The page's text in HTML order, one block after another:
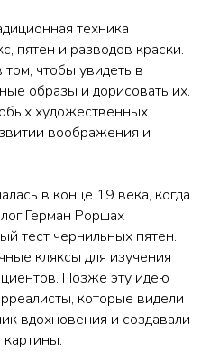
техника
пятен и разводов краски.
чтобы увидеть в
образы и дорисовать их.
художественных
воображения и
в конце 19 века, когда
Герман Роршах
тест чернильных пятен.
кляксы для изучения
Позже эту идею
которые видели
вдохновения и создавали